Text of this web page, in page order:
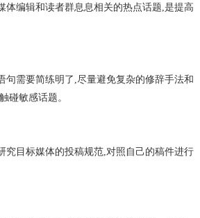
编辑和读者群息息相关的热点话题,是提高
需要简练明了,尽量避免复杂的修辞手法和
碰敏感话题。
究目标媒体的投稿规范,对照自己的稿件进行